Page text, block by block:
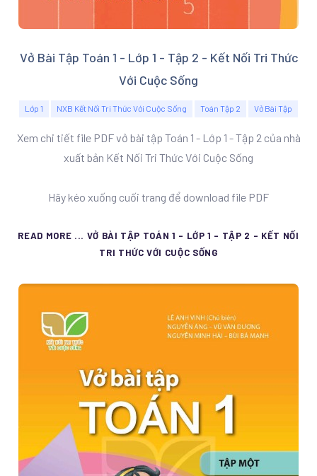
Vở Bài Tập Toán 1 - Lớp 1 - Tập 2 - Kết Nối Tri Thức
Với Cuộc Sống
Lớp 1 NXB Kết Nối Tri Thức Với Cuộc Sống Toán Tập 2 Vở Bài Tập
Xem chi tiết file PDF vở bài tập Toán 1 - Lớp 1 - Tập 2 của nhà
xuất bản Kết Nối Tri Thức Với Cuộc Sống
Hãy kéo xuống cuối trang để download file PDF
READ MORE ... VỞ BÀI TẬP TOÁN 1 - LỚP 1 - TẬP 2 - KẾT NỐI
TRI THỨC VỚI CUỘC SỐNG